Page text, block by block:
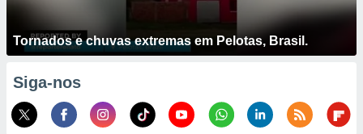
Tornados e chuvas extremas em Pelotas, Brasil.
Siga-nos